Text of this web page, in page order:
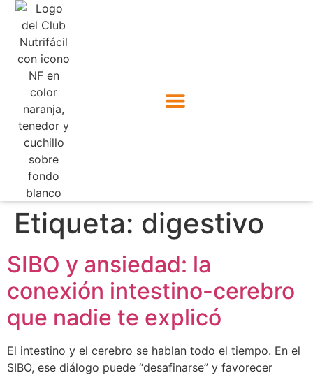
Etiqueta: digestivo
SIBO y ansiedad: la
conexión intestino-cerebro
que nadie te explicó
El intestino y el cerebro se hablan todo el tiempo. En el
SIBO, ese diálogo puede “desafinarse” y favorecer